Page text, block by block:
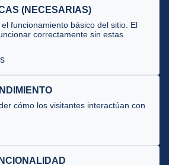
(NECESARIAS)
funcionamiento básico del sitio. El
correctamente sin estas
cómo los visitantes interactúan con